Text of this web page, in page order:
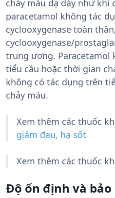
chảy máu dạ dày như khi
paracetamol không tác
cyclooxygenase toàn
cyclooxygenase/
trung ương. Paracetamol
tiểu cầu hoặc thời gian
không có tác dụng trên
chảy máu.
Xem thêm các thuốc
giảm đau, hạ sốt
Xem thêm các thuốc
Độ ổn định và